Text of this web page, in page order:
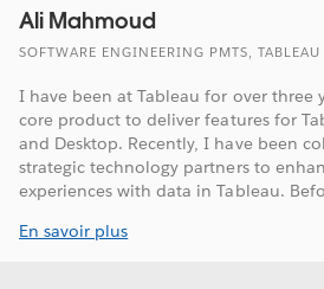
Ali Mahmoud
SOFTWARE ENGINEERING PMTS, TABLEAU
I have been at Tableau for over three
core product to deliver features for
and Desktop. Recently, I have been
strategic technology partners to
experiences with data in Tableau.
En savoir plus